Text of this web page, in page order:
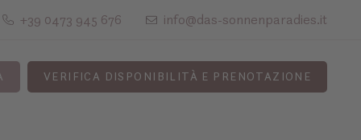
+39 0473 945 676 info@das-sonnenparadies.it
VERIFICA DISPONIBILITÀ E PRENOTAZIONE